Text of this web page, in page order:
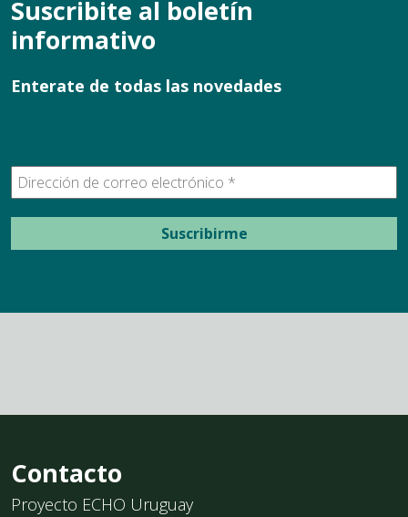
Suscribite al boletín
informativo
Enterate de todas las novedades
Contacto
Proyecto ECHO Uruguay